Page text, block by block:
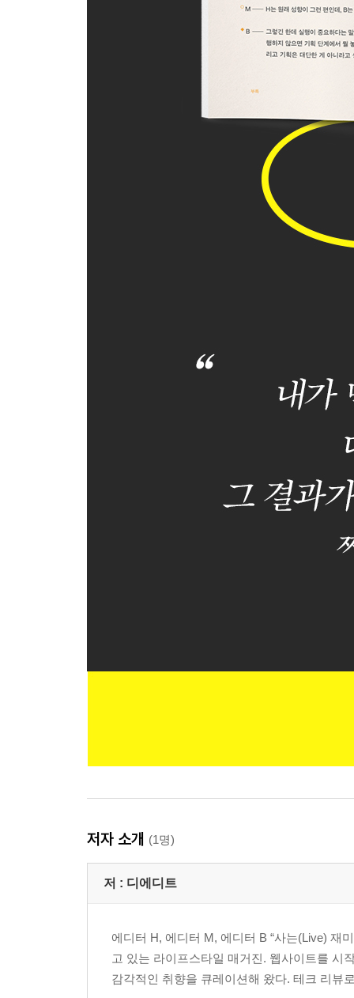
저자 소개 (1명)
저 : 디에디트
에디터 H, 에디터 M, 에디터 B “사는(Live) 재
고 있는 라이프스타일 매거진. 웹사이트를 시
감각적인 취향을 큐레이션해 왔다. 테크 리뷰